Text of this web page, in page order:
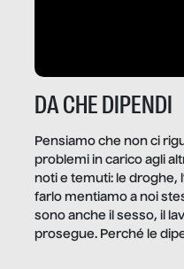
DA CHE DIPENDI
Pensiamo che non ci
problemi in carico agli
noti e temuti: le droghe,
farlo mentiamo a noi
sono anche il sesso, il
prosegue. Perché le